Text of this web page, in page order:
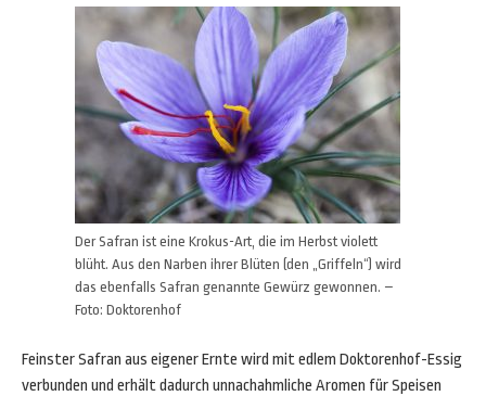
Der Safran ist eine Krokus-Art, die im Herbst violett
blüht. Aus den Narben ihrer Blüten (den „Griffeln“) wird
das ebenfalls Safran genannte Gewürz gewonnen. –
Foto: Doktorenhof
Feinster Safran aus eigener Ernte wird mit edlem Doktorenhof-Essig
verbunden und erhält dadurch unnachahmliche Aromen für Speisen